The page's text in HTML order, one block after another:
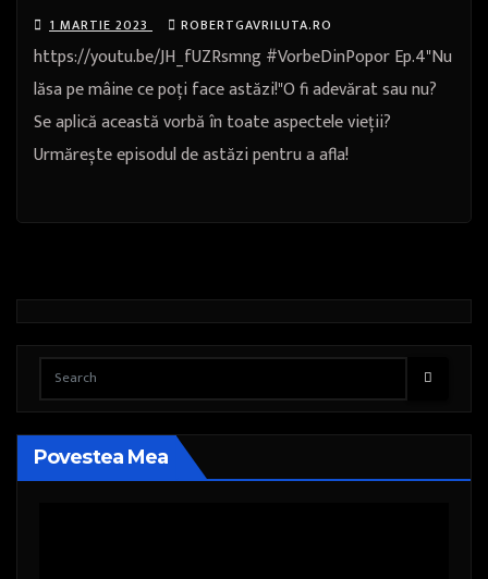
1 MARTIE 2023 ROBERTGAVRILUTA.RO
https://youtu.be/JH_fUZRsmng #VorbeDinPopor Ep.4"Nu
lăsa pe mâine ce poți face astăzi!"O fi adevărat sau nu?
Se aplică această vorbă în toate aspectele vieții?
Urmărește episodul de astăzi pentru a afla!
Povestea Mea